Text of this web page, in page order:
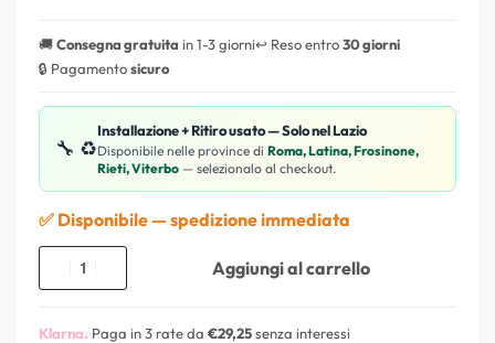
🚚Consegna gratuita in 1-3 giorni↩️ Reso entro30 giorni
🔒 Pagamentosicuro
🔧 ♻️
Installazione + Ritiro usato — Solo nel Lazio
Disponibile nelle province di Roma, Latina, Frosinone,
Rieti, Viterbo — selezionalo al checkout.
✅ Disponibile — spedizione immediata
Aggiungi al carrello
Klarna. Paga in 3 rate da €29,25senza interessi